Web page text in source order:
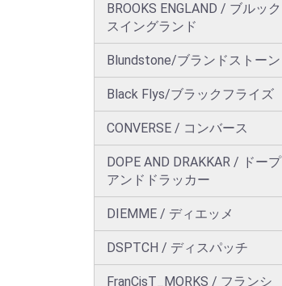
BROOKS ENGLAND / ブルック
スイングランド
Blundstone/ブランドストーン
Black Flys/ブラックフライズ
CONVERSE / コンバース
DOPE AND DRAKKAR / ドープ
アンドドラッカー
DIEMME / ディエッメ
DSPTCH / ディスパッチ
FranCisT_MORKS / フランシ